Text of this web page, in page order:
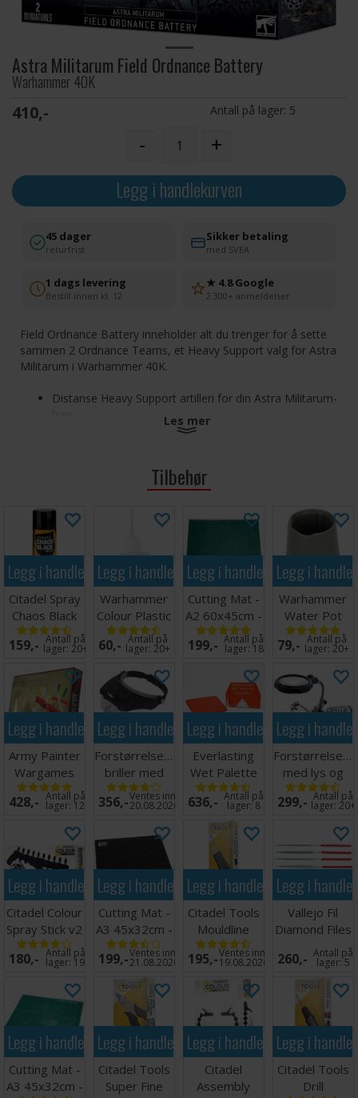
Astra Militarum Field Ordnance Battery
Warhammer 40K
410,- Antall på lager: 5
- +
Legg i handlekurven
45 dager
returfrist
Sikker betaling
med SVEA
1 dags levering
Bestill innen kl. 12
★ 4.8 Google
2 300+ anmeldelser
Field Ordnance Battery inneholder alt du trenger for å sette
sammen 2 Ordnance Teams, et Heavy Support valg for Astra
Militarum i Warhammer 40K.
Distanse Heavy Support artilleri for din Astra Militarum-
Bygger 2 Ordnance Teams, hvert med en Heavy
Portable våpen med hjul som er for tunge for noen
Settet består av 154 komponenter, og inkluderer 2x 100mm
runde baser. Miniatyrene kommer umalt og krever
montering.
Les mer
Tilbehør
Legg i handlekurven
Citadel Spray
Chaos Black
159,- Antall på
lager: 20+
Legg i handlekurven
Warhammer
Colour Plastic
Glue 15ml
60,- Antall på
lager:20+
Legg i handlekurven
Cutting Mat -
A2 60x45cm -
Grønn
199,- Antall på
lager: 18
Legg i
Warhammer
Water Pot
79,- Antall på
lager:20+
Legg i handlekurven
Army Painter
Wargames
Hobby Tool
Kit
428,- Antall på
lager: 12
Legg i handlekurven
Forstørrelsesglass
briller med
LED lys
356,-Ventes inn
20.08.2026
Legg i handlekurven
Everlasting
Wet Palette
Painter v2
636,- Antall på
lager:8
Legg i
med lys og
holder
299,- Antall på
lager:20+
Legg i handlekurven
Citadel Colour
Spray Stick v2
180,- Antall på
lager: 19
Legg i handlekurven
Cutting Mat -
A3 45x32cm -
Sort
199,-Ventes inn
21.08.2026
Legg i handlekurven
Citadel Tools
Mouldline
Remover
195,-Ventes inn
19.08.2026
Legg i
Vallejo Fil
Diamond Files
- 5 stk
260,- Antall på
lager:5
Legg i handlekurven
Cutting Mat -
A3 45x32cm -
Legg i handlekurven
Citadel Tools
Super Fine
Legg i handlekurven
Citadel
Assembly
Legg i
Citadel Tools
Drill